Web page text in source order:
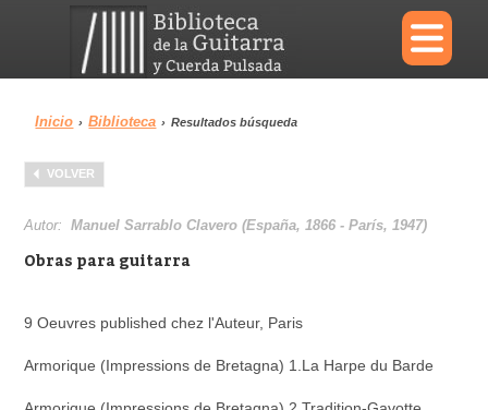
×
Menu
Biblioteca Diccionario
Área personal
Inicio › Biblioteca › Resultados búsqueda
VOLVER
Autor:Manuel Sarrablo Clavero (España, 1866 - París, 1947)
Obras para guitarra
9 Oeuvres published chez l'Auteur, Paris
Armorique (Impressions de Bretagna) 1.La Harpe du Barde